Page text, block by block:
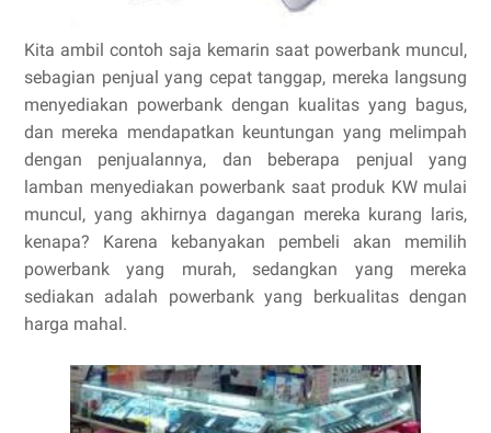
Kita ambil contoh saja kemarin saat powerbank muncul,
sebagian penjual yang cepat tanggap, mereka langsung
menyediakan powerbank dengan kualitas yang bagus,
dan mereka mendapatkan keuntungan yang melimpah
dengan penjualannya, dan beberapa penjual yang
lamban menyediakan powerbank saat produk KW mulai
muncul, yang akhirnya dagangan mereka kurang laris,
kenapa? Karena kebanyakan pembeli akan memilih
powerbank yang murah, sedangkan yang mereka
sediakan adalah powerbank yang berkualitas dengan
harga mahal.